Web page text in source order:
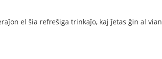
el ŝia refreŝiga trinkaĵo, kaj ĵetas ĝin al